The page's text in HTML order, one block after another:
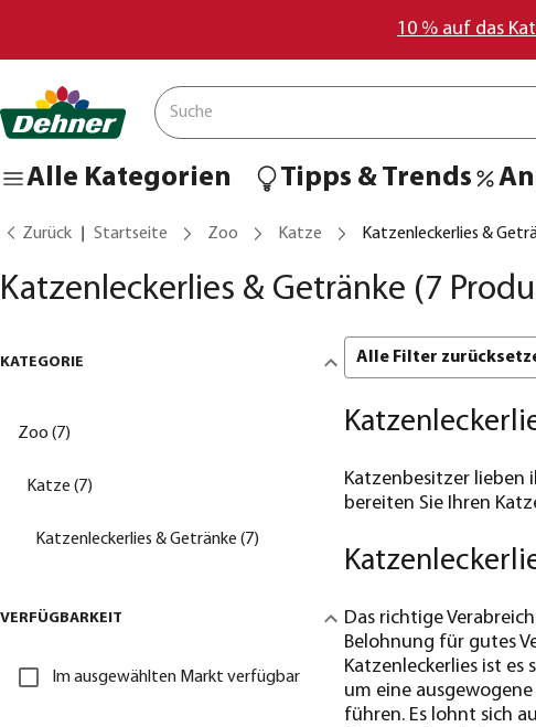
10 % auf das
Alle Kategorien Tipps & Trends
Zurück Startseite Zoo Katze Katzenleckerlies &
Katzenleckerlies & Getränke (7
KATEGORIE
Zoo (7)
Katze (7)
Katzenleckerlies & Getränke (7)
VERFÜGBARKEIT
Im ausgewählten Markt verfügbar
Alle Filter
Katzenbesitzer lieben
bereiten Sie Ihren
Das richtige
Belohnung für gutes
Katzenleckerlies ist es
um eine
führen. Es lohnt sich